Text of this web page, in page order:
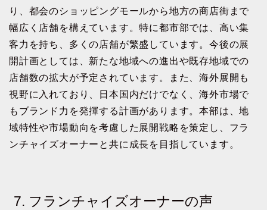
り、都会のショッピングモールから地方の商店街まで
幅広く店舗を構えています。特に都市部では、高い集
客力を持ち、多くの店舗が繁盛しています。今後の展
開計画としては、新たな地域への進出や既存地域での
店舗数の拡大が予定されています。また、海外展開も
視野に入れており、日本国内だけでなく、海外市場で
もブランド力を発揮する計画があります。本部は、地
域特性や市場動向を考慮した展開戦略を策定し、フラ
ンチャイズオーナーと共に成長を目指しています。
7. フランチャイズオーナーの声